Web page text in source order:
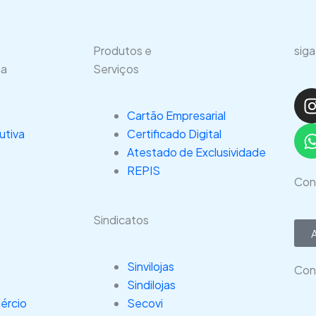
Produtos e
Serviços
Cartão Empresarial
Certificado Digital
Atestado de Exclusividade
REPIS
Sindicatos
Sinvilojas
Sindilojas
Secovi
I
a
s